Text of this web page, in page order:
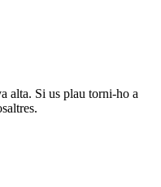
alta. Si us plau torni-ho a